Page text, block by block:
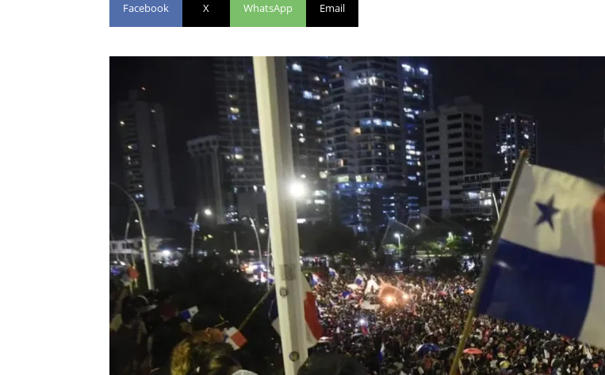
Facebook X WhatsApp Email